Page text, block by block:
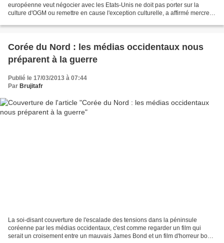
européenne veut négocier avec les Etats-Unis ne doit pas porter sur la
culture d'OGM ou remettre en cause l'exception culturelle, a affirmé mercredi
Corée du Nord : les médias occidentaux nous
préparent à la guerre
Publié le 17/03/2013 à 07:44
Par Brujitafr
La soi-disant couverture de l'escalade des tensions dans la péninsule
coréenne par les médias occidentaux, c'est comme regarder un film qui
serait un croisement entre un mauvais James Bond et un film d'horreur bon